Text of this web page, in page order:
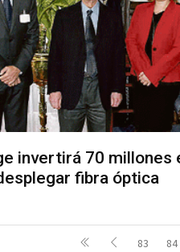
invertirá 70 millones
fibra óptica
83 84